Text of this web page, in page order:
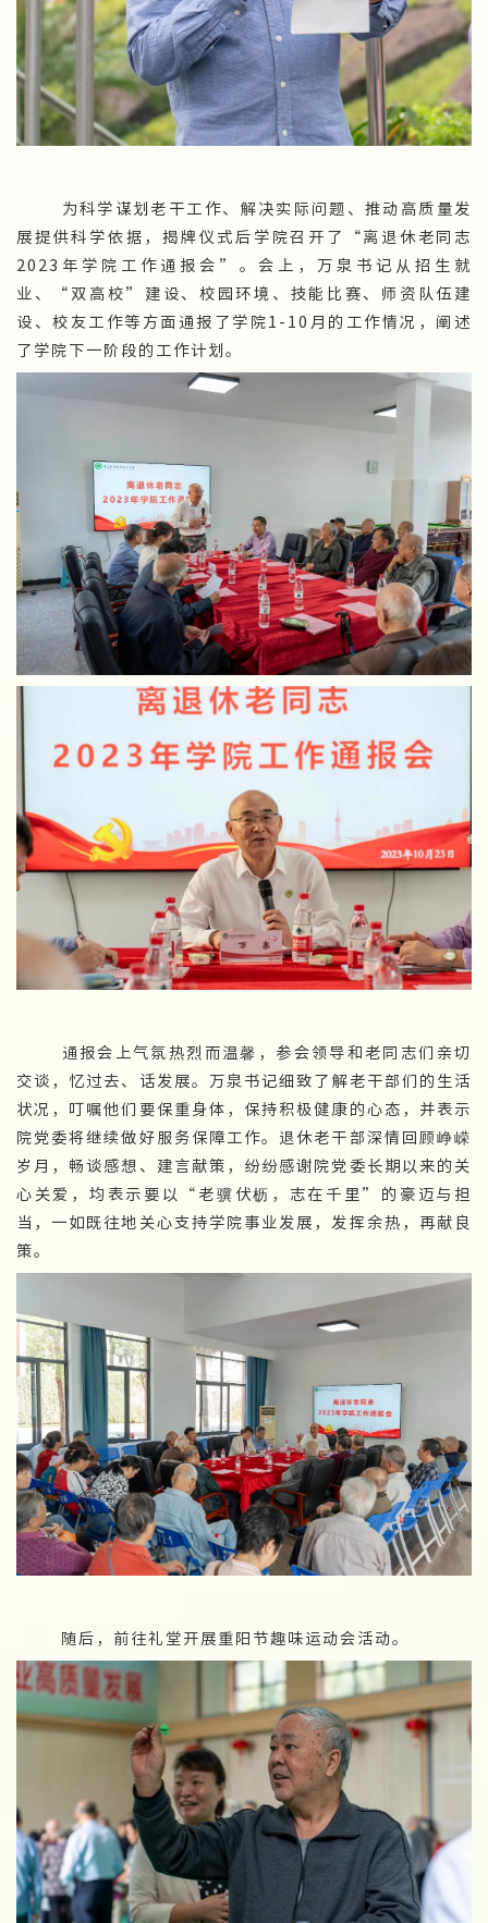
为科学谋划老干工作、解决实际问题、推动高质量发
展提供科学依据，揭牌仪式后学院召开了“离退休老同志
2023年学院工作通报会”。会上，万泉书记从招生就
业、“双高校”建设、校园环境、技能比赛、师资队伍建
设、校友工作等方面通报了学院1-10月的工作情况，阐述
了学院下一阶段的工作计划。
通报会上气氛热烈而温馨，参会领导和老同志们亲切
交谈，忆过去、话发展。万泉书记细致了解老干部们的生活
状况，叮嘱他们要保重身体，保持积极健康的心态，并表示
院党委将继续做好服务保障工作。退休老干部深情回顾峥嵘
岁月，畅谈感想、建言献策，纷纷感谢院党委长期以来的关
心关爱，均表示要以“老骥伏枥，志在千里”的豪迈与担
当，一如既往地关心支持学院事业发展，发挥余热，再献良
策。
随后，前往礼堂开展重阳节趣味运动会活动。